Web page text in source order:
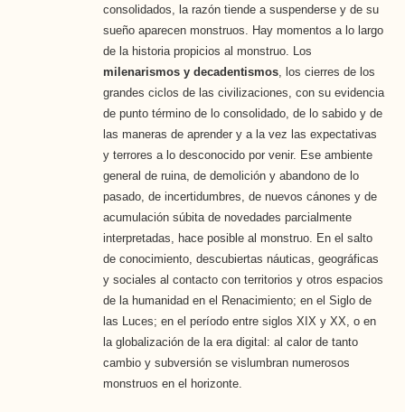
consolidados, la razón tiende a suspenderse y de su
sueño aparecen monstruos. Hay momentos a lo largo
de la historia propicios al monstruo. Los
milenarismos y decadentismos, los cierres de los
grandes ciclos de las civilizaciones, con su evidencia
de punto término de lo consolidado, de lo sabido y de
las maneras de aprender y a la vez las expectativas
y terrores a lo desconocido por venir. Ese ambiente
general de ruina, de demolición y abandono de lo
pasado, de incertidumbres, de nuevos cánones y de
acumulación súbita de novedades parcialmente
interpretadas, hace posible al monstruo. En el salto
de conocimiento, descubiertas náuticas, geográficas
y sociales al contacto con territorios y otros espacios
de la humanidad en el Renacimiento; en el Siglo de
las Luces; en el período entre siglos XIX y XX, o en
la globalización de la era digital: al calor de tanto
cambio y subversión se vislumbran numerosos
monstruos en el horizonte.